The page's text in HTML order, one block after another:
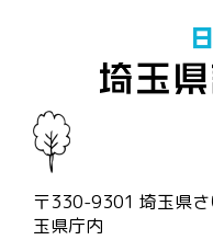
〒330-9301 埼玉県
玉県庁内